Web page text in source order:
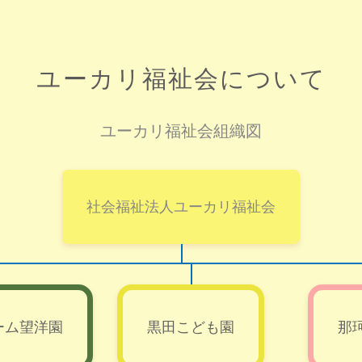
ユーカリ福祉会について
ユーカリ福祉会組織図
社会福祉法人ユーカリ福祉会
ム望洋園 黒田こども園 那